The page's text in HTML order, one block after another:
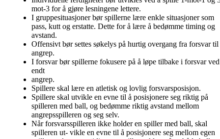
mot-3 for å gjøre lesningene lettere.
I gruppesituasjoner bør spillerne lære enkle situasjoner som
pass, kutt og erstatte. Dette for å lære å bedømme timing og
avstand.
Offensivt bør settes søkelys på hurtig overgang fra forsvar til
angrep.
I forsvar bør spillerne fokusere på å løpe tilbake i forsvar ved
endt
angrep.
Spillere skal lære en atletisk og lovlig forsvarsposisjon.
Spillere skal utvikle en evne til å posisjonere seg riktig på
spilleren med ball, og bedømme riktig avstand mellom
angrepsspilleren og seg selv.
Når forsvarsspilleren ikke holder en spiller med ball, skal
spilleren ut- vikle en evne til å posisjonere seg mellom egen